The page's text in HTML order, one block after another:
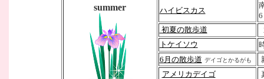
summer ハイビスカス
初夏の散歩道
トケイソウ
6月の散歩道 デイゴとかるがも
アメリカデイゴ